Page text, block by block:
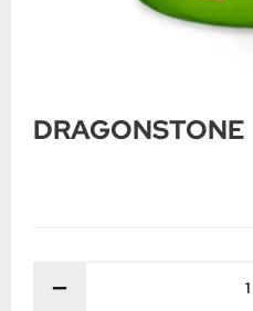
DRAGONSTONE
−